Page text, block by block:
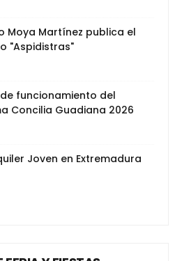
Moya Martínez publica el
"Aspidistras"
funcionamiento del
Concilia Guadiana 2026
Joven en Extremadura